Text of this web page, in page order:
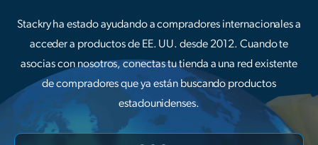
Stackry ha estado ayudando a compradores internacionales a
acceder a productos de EE. UU. desde 2012. Cuando te
asocias con nosotros, conectas tu tienda a una red existente
de compradores que ya están buscando productos
estadounidenses.